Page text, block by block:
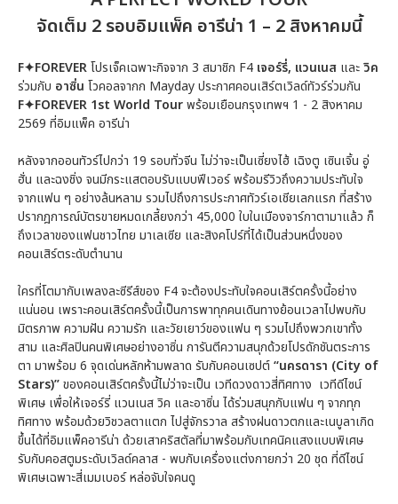
จัดเต็ม 2 รอบอิมแพ็ค อารีน่า 1 – 2 สิงหาคมนี้
F✦FOREVERโปรเจ็คเฉพาะกิจจาก 3 สมาชิก F4 เจอร์รี่, แวนเนส และวิค
ร่วมกับ อาซิ่น โวคอลจากก Mayday ประกาศคอนเสิร์ตเวิลด์ทัวร์ร่วมกัน
F✦FOREVER 1st World Tourพร้อมเยือนกรุงเทพฯ 1 - 2 สิงหาคม
2569 ที่อิมแพ็ค อารีน่า
หลังจากออนทัวร์ไปกว่า 19 รอบทั่วจีน ไม่ว่าจะเป็นเซี่ยงไฮ้ เฉิงตู เซินเจิ้น อู่
ฮั่น และฉงชิ่ง จนมีกระแสตอบรับแบบฟีเวอร์ พร้อมรีวิวถึงความประทับใจ
จากแฟน ๆ อย่างล้นหลาม รวมไปถึงการประกาศทัวร์เอเชียเลกแรก ที่สร้าง
ปรากฎการณ์บัตรขายหมดเกลี้ยงกว่า 45,000 ใบในเมืองจาร์กาตามาแล้ว ก็
ถึงเวลาของแฟนชาวไทย มาเลเซีย และสิงคโปร์ที่ได้เป็นส่วนหนึ่งของ
คอนเสิร์ตระดับตำนาน
ใครที่โตมากับเพลงละซีรีส์ของ F4 จะต้องประทับใจคอนเสิร์ตครั้งนี้อย่าง
แน่นอน เพราะคอนเสิร์ตครั้งนี้เป็นการพาทุกคนเดินทางย้อนเวลาไปพบกับ
มิตรภาพ ความฝัน ความรัก และวัยเยาว์ของแฟน ๆ รวมไปถึงพวกเขาทั้ง
สาม และศิลปินคนพิเศษอย่างอาซิ่น การันตีความสนุกด้วยโปรดักชันตระการ
ตา มาพร้อม 6 จุดเด่นหลักห้ามพลาด รับกับคอนเซปต์“นครดารา (City of
Stars)”ของคอนเสิร์ตครั้งนี้ไม่ว่าจะเป็น เวทีดวงดาวสี่ทิศทาง เวทีดีไซน์
พิเศษ เพื่อให้เจอร์รี่ แวนเนส วิค และอาซิ่น ได้ร่วมสนุกกับแฟน ๆ จากทุก
ทิศทาง พร้อมด้วยวิชวลตาแตก ไปสู่จักรวาล สร้างฝนดาวตกและเนบูลาเกิด
ขึ้นได้ที่อิมแพ็คอารีน่า ด้วยเสาคริสตัลที่มาพร้อมกับเทคนิคแสงแบบพิเศษ
รับกับคอสตูมระดับเวิลด์คลาส - พบกับเครื่องแต่งกายกว่า 20 ชุด ที่ดีไซน์
พิเศษเฉพาะสี่เมมเบอร์ หล่อจับใจคนดู